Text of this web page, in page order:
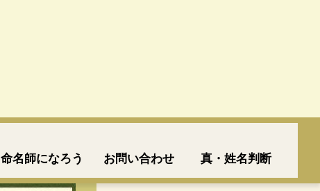
命名師になろう お問い合わせ 真・姓名判断